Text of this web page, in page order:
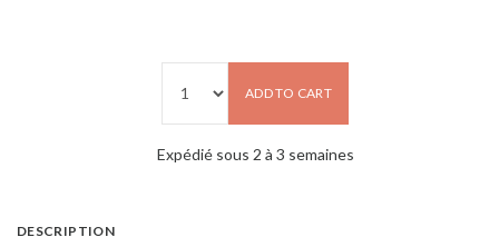
ADD TO CART
Expédié sous 2 à 3 semaines
DESCRIPTION